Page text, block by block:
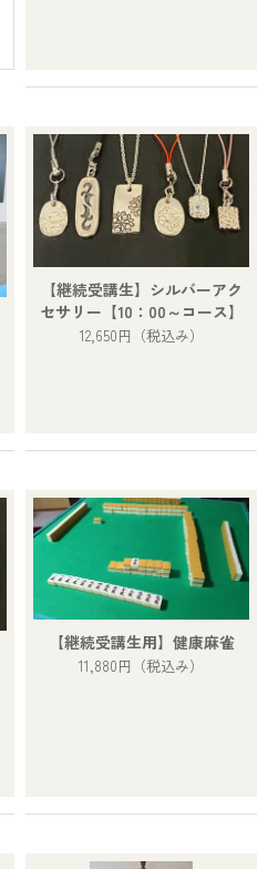
【継続受講生】シルバーアク
セサリー【10：00～コース】
12,650円 （税込み）
【継続受講生用】健康麻雀
11,880円 （税込み）